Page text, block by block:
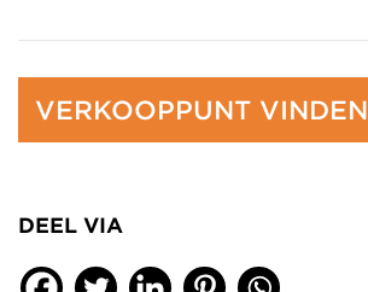
VERKOOPPUNT VINDEN
DEEL VIA